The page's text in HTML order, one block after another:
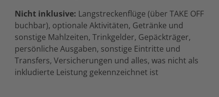
Nicht inklusive: Langstreckenflüge (über TAKE OFF
buchbar), optionale Aktivitäten, Getränke und
sonstige Mahlzeiten, Trinkgelder, Gepäckträger,
persönliche Ausgaben, sonstige Eintritte und
Transfers, Versicherungen und alles, was nicht als
inkludierte Leistung gekennzeichnet ist